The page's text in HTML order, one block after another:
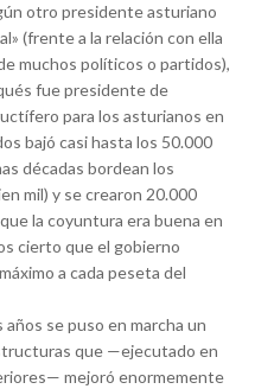
presidente asturiano
(frente a la relación con ella
muchos políticos o partidos),
fue presidente de
para los asturianos en
bajó casi hasta los 50.000
décadas bordean los
mil) y se crearon 20.000
la coyuntura era buena en
cierto que el gobierno
a cada peseta del
se puso en marcha un
que —ejecutado en
mejoró enormemente